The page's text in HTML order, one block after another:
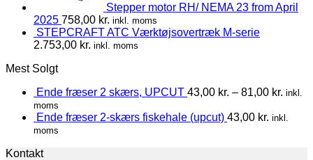
Stepper motor RH/ NEMA 23 from April
2025 758,00 kr. inkl. moms
STEPCRAFT ATC Værktøjsovertræk M-serie
2.753,00 kr. inkl. moms
Mest Solgt
Ende fræser 2 skærs, UPCUT 43,00 kr. – 81,00 kr. inkl.
moms
Ende fræser 2-skærs fiskehale (upcut) 43,00 kr. inkl.
moms
Kontakt